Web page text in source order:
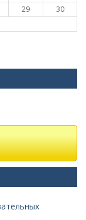
29
30